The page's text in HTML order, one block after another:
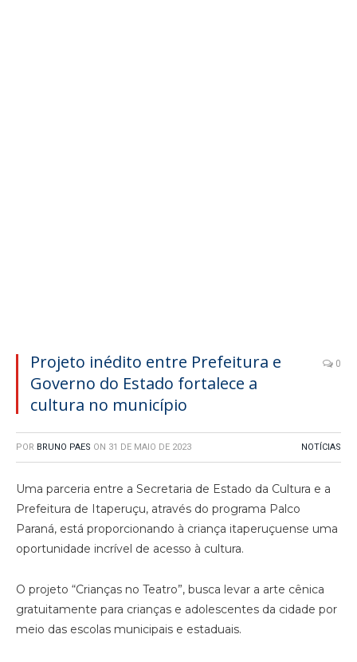
Projeto inédito entre Prefeitura e
Governo do Estado fortalece a
cultura no município
0
POR BRUNO PAES ON 31 DE MAIO DE 2023 NOTÍCIAS
Uma parceria entre a Secretaria de Estado da Cultura e a
Prefeitura de Itaperuçu, através do programa Palco
Paraná, está proporcionando à criança itaperuçuense uma
oportunidade incrível de acesso à cultura.
O projeto “Crianças no Teatro”, busca levar a arte cênica
gratuitamente para crianças e adolescentes da cidade por
meio das escolas municipais e estaduais.